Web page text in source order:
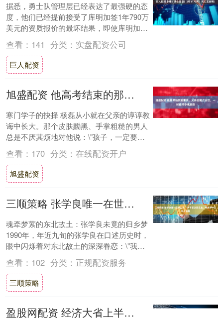
据悉，勇士队管理层已经表达了最强硬的态
度，他们已经提前接受了库明加签1年790万
美元的资质报价的最坏结果，即使库明加明
夏以完全自由球员身份离开，也不会让步和
妥协....
查看： 141 分类： 实盘配资公司
巨人配资
旭盛配资 他高考结束的那天，父亲也随之去世，一封遗书令他泪崩
寒门学子的抉择 杨磊从小就在父亲的谆谆教
诲中长大。那个皮肤黝黑、手掌粗糙的男人
总是不厌其烦地对他说：\"孩子，一定要好
好读书，将来才能光宗耀祖。\"年幼的杨磊
却....
查看： 170 分类： 在线配资开户
旭盛配资
三顺策略 张学良唯一在世儿子，64岁首次回东北，特意学中文令人动容
魂牵梦萦的东北故土：张学良未竟的归乡梦
1990年，年近九旬的张学良在口述历史时，
眼中闪烁着对东北故土的深深眷恋：\"我定
要在合适的时机回东北老家看看。\"这句....
查看： 102 分类： 正规配资服务
三顺策略
盈股网配资 经济大省上半年增速，湖北第一、浙江第二